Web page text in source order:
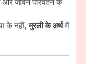
जीवन परिवर्तन के
के नहीं,मुरली के अर्थमें